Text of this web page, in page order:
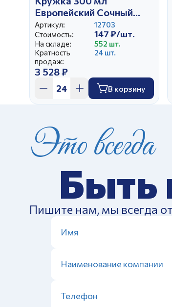
Европейский Сочный
Акцент
Артикул:
12703
Стоимость:
147 ₽/шт.
На складе:
552 шт.
Кратность
продаж:
24 шт.
3 528 ₽
В корзину
Это всегда
Быть
Пишите нам, мы всегда